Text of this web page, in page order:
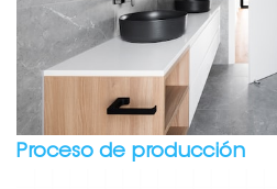
Proceso de producción